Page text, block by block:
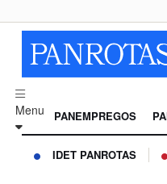
Menu PANEMPREGOS
IDET PANROTAS